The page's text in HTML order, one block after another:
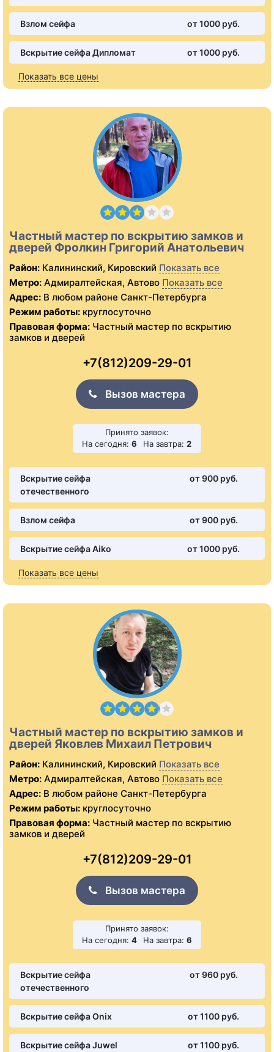
Взлом сейфа от 1000 pуб.
Вскрытие сейфа Дипломат от 1000 pуб.
Показать все цены
Частный мастер по вскрытию замков и
дверей Фролкин Григорий Анатольевич
Район: Калининский, Кировский Показать все
Метро: Адмиралтейская, Автово Показать все
Адрес: В любом районе Санкт-Петербурга
Режим работы: круглосуточно
Правовая форма: Частный мастер по вскрытию
замков и дверей
+7(812)209-29-01
Вызов мастера
Принято заявок:
На сегодня: 6 На завтра: 2
Вскрытие сейфа
отечественного
от 900 pуб.
Взлом сейфа от 900 pуб.
Вскрытие сейфа Aiko от 1000 pуб.
Показать все цены
Частный мастер по вскрытию замков и
дверей Яковлев Михаил Петрович
Район: Калининский, Кировский Показать все
Метро: Адмиралтейская, Автово Показать все
Адрес: В любом районе Санкт-Петербурга
Режим работы: круглосуточно
Правовая форма: Частный мастер по вскрытию
замков и дверей
+7(812)209-29-01
Вызов мастера
Принято заявок:
На сегодня: 4 На завтра: 6
Вскрытие сейфа
отечественного
от 960 pуб.
Вскрытие сейфа Onix от 1100 pуб.
Вскрытие сейфа Juwel от 1100 pуб.